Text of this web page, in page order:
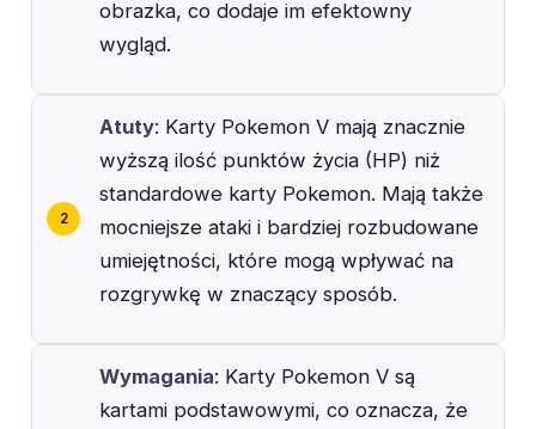
obrazka, co dodaje im efektowny
wygląd.
Atuty: Karty Pokemon V mają znacznie
wyższą ilość punktów życia (HP) niż
standardowe karty Pokemon. Mają także
mocniejsze ataki i bardziej rozbudowane
umiejętności, które mogą wpływać na
rozgrywkę w znaczący sposób.
Wymagania: Karty Pokemon V są
kartami podstawowymi, co oznacza, że